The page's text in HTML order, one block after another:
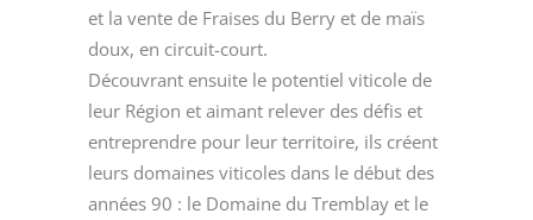
et la vente de Fraises du Berry et de maïs
doux, en circuit-court.
Découvrant ensuite le potentiel viticole de
leur Région et aimant relever des défis et
entreprendre pour leur territoire, ils créent
leurs domaines viticoles dans le début des
années 90 : le Domaine du Tremblay et le